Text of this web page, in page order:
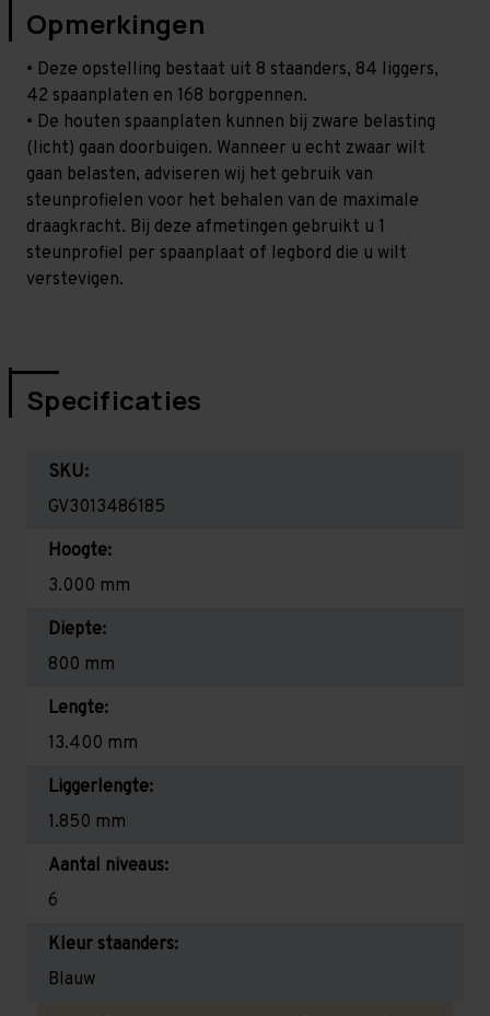
Opmerkingen
• Deze opstelling bestaat uit 8 staanders, 84 liggers,
42 spaanplaten en 168 borgpennen.
• De houten spaanplaten kunnen bij zware belasting
(licht) gaan doorbuigen. Wanneer u echt zwaar wilt
gaan belasten, adviseren wij het gebruik van
steunprofielen voor het behalen van de maximale
draagkracht. Bij deze afmetingen gebruikt u 1
steunprofiel per spaanplaat of legbord die u wilt
verstevigen.
Specificaties
SKU:
GV3013486185
Hoogte:
3.000 mm
Diepte:
800 mm
Lengte:
13.400 mm
Liggerlengte:
1.850 mm
Aantal niveaus:
6
Kleur staanders:
Blauw